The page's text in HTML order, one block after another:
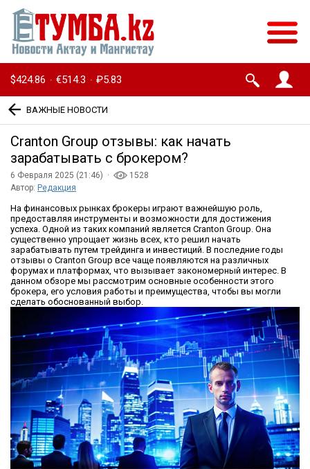
$424.86 · €514.3 · ₽5.83
ВАЖНЫЕ НОВОСТИ
Cranton Group отзывы: как начать
зарабатывать с брокером?
6 Февраля 2025 (21:46) ·
1528
Автор: Редакция
На финансовых рынках брокеры играют важнейшую роль,
предоставляя инструменты и возможности для достижения
успеха. Одной из таких компаний является Cranton Group. Она
существенно упрощает жизнь всех, кто решил начать
зарабатывать путем трейдинга и инвестиций. В последние годы
отзывы о Cranton Group все чаще появляются на различных
форумах и платформах, что вызывает закономерный интерес. В
данном обзоре мы рассмотрим основные особенности этого
брокера, его условия работы и преимущества, чтобы вы могли
сделать обоснованный выбор.